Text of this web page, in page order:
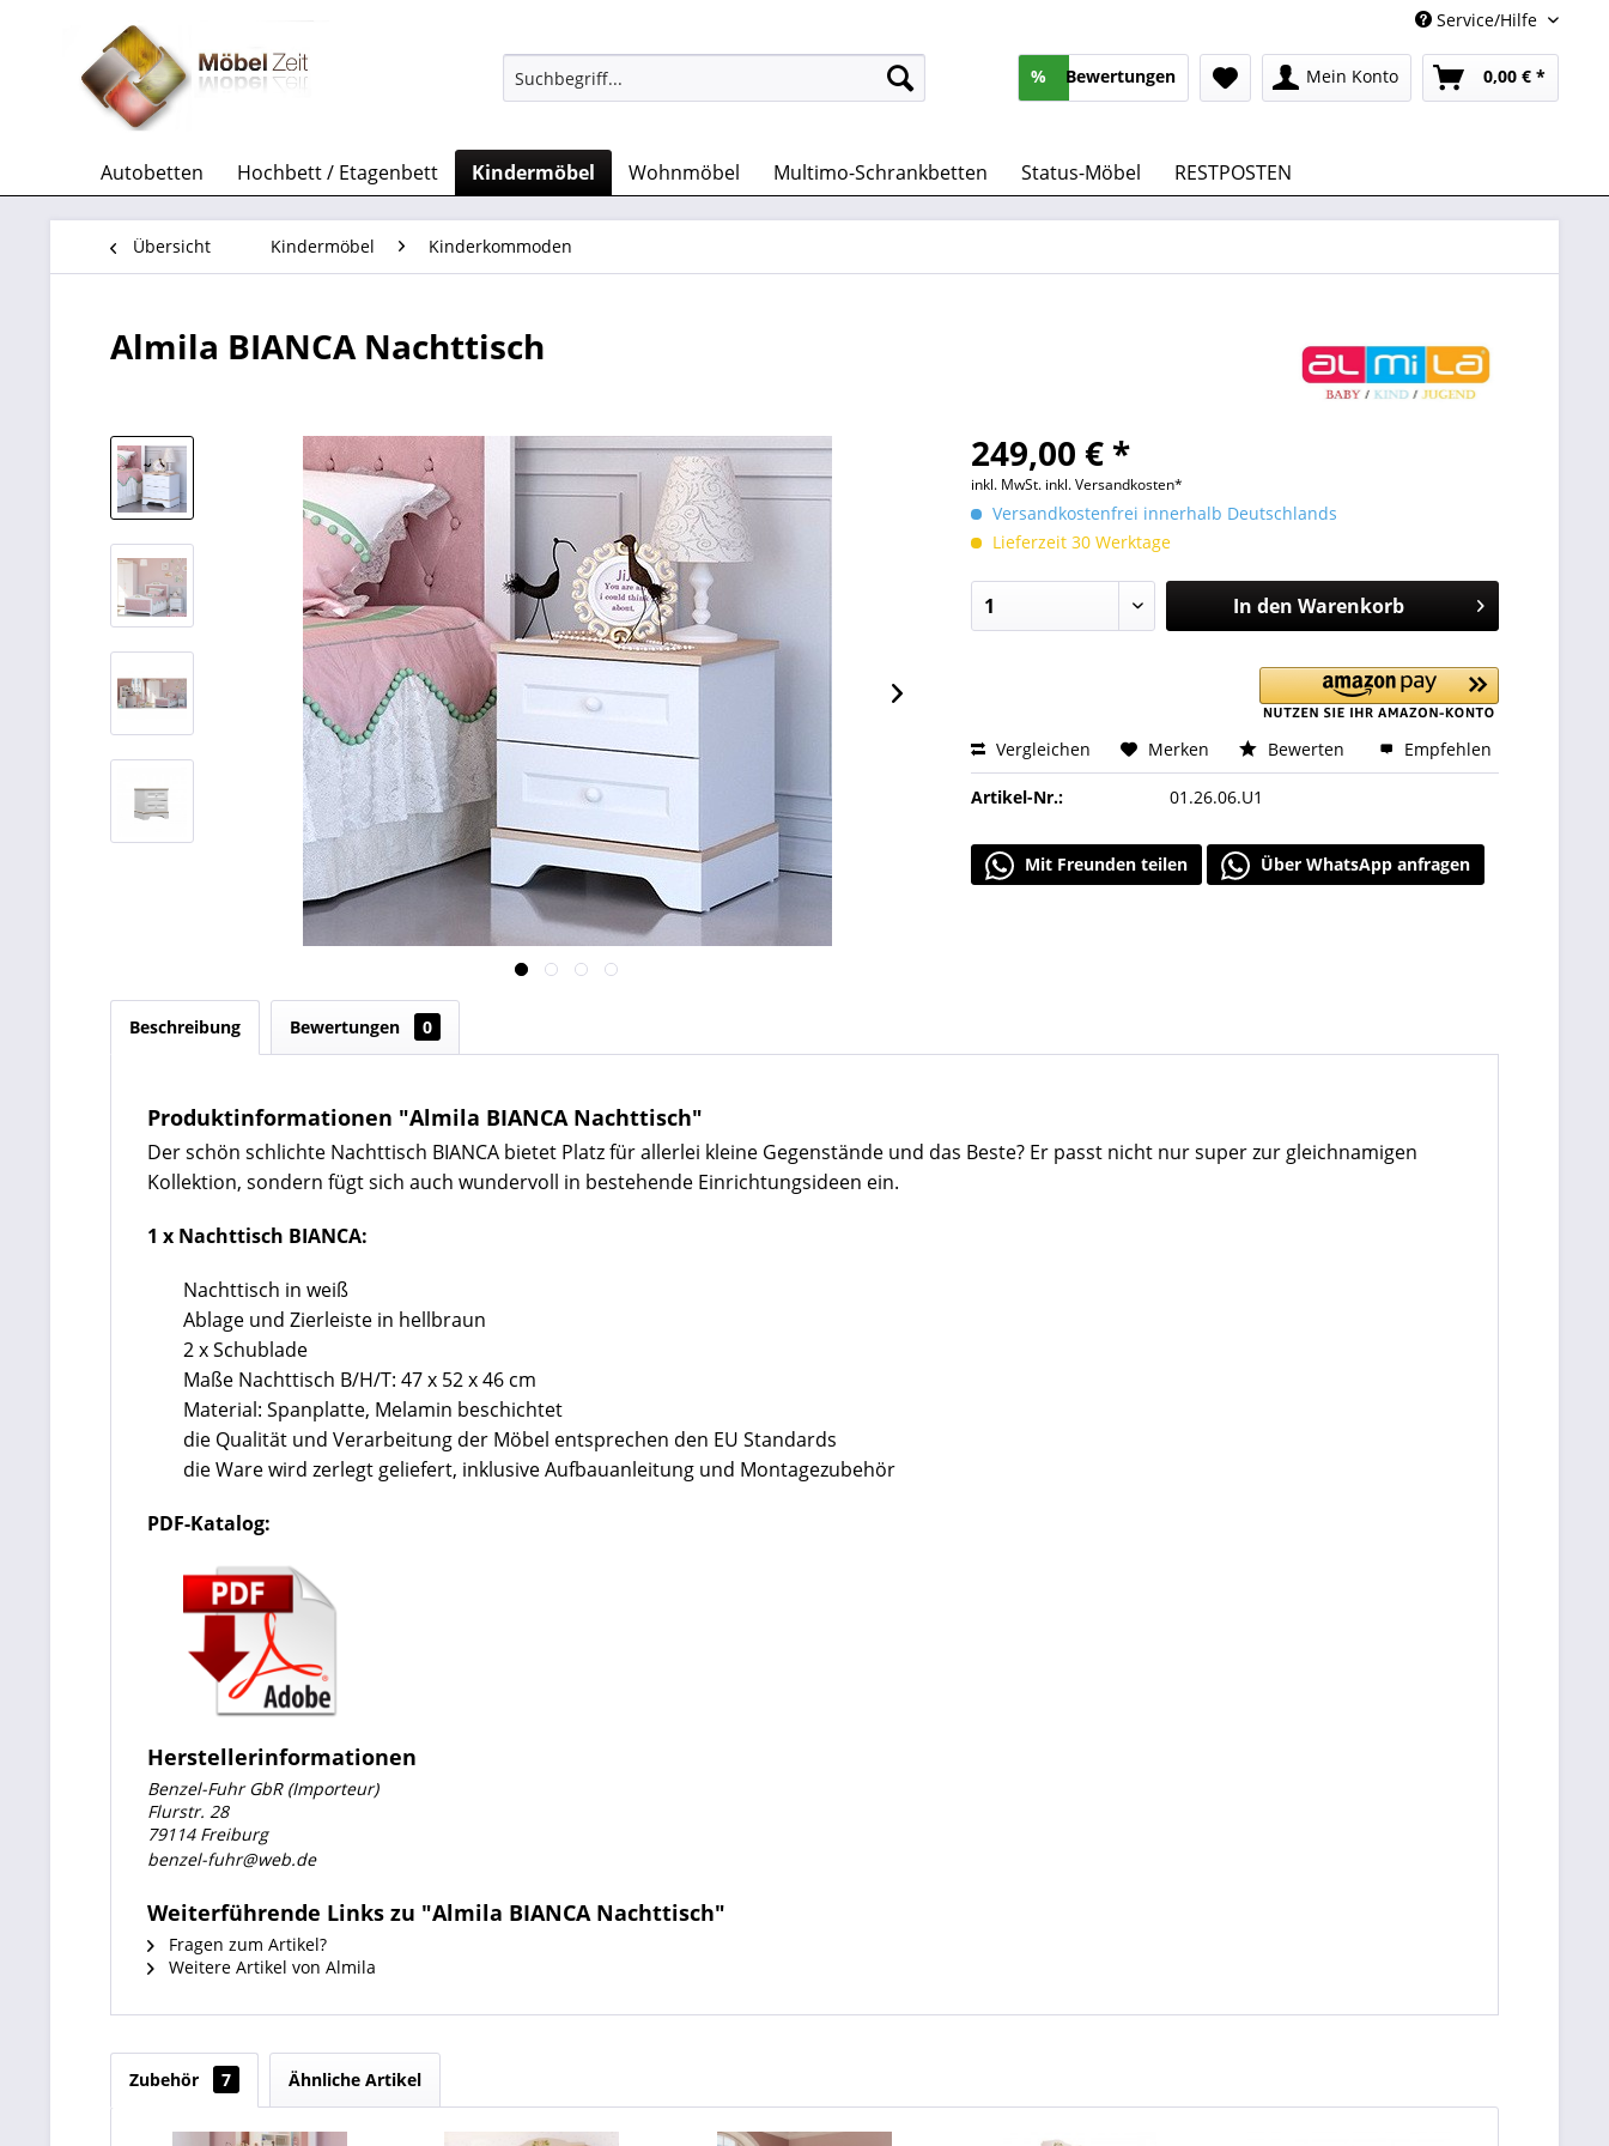
Service/Hilfe
% Bewertungen Mein Konto 0,00 € *
Autobetten Hochbett / Etagenbett Kindermöbel Wohnmöbel Multimo-Schrankbetten Status-Möbel RESTPOSTEN
Übersicht Kindermöbel Kinderkommoden
Almila BIANCA Nachttisch
249,00 € *
inkl. MwSt. inkl. Versandkosten*
Versandkostenfrei innerhalb Deutschlands
Lieferzeit 30 Werktage
In den Warenkorb
Vergleichen Merken Bewerten Empfehlen
Artikel-Nr.: 01.26.06.U1
Mit Freunden teilen Über WhatsApp anfragen
Beschreibung Bewertungen 0
Produktinformationen "Almila BIANCA Nachttisch"
Der schön schlichte Nachttisch BIANCA bietet Platz für allerlei kleine Gegenstände und das Beste? Er passt nicht nur super zur gleichnamigen
Kollektion, sondern fügt sich auch wundervoll in bestehende Einrichtungsideen ein.
1 x Nachttisch BIANCA:
Nachttisch in weiß
Ablage und Zierleiste in hellbraun
2 x Schublade
Maße Nachttisch B/H/T: 47 x 52 x 46 cm
Material: Spanplatte, Melamin beschichtet
die Qualität und Verarbeitung der Möbel entsprechen den EU Standards
die Ware wird zerlegt geliefert, inklusive Aufbauanleitung und Montagezubehör
PDF-Katalog:
Herstellerinformationen
Benzel-Fuhr GbR (Importeur)
Flurstr. 28
79114 Freiburg
benzel-fuhr@web.de
Weiterführende Links zu "Almila BIANCA Nachttisch"
Fragen zum Artikel?
Weitere Artikel von Almila
Zubehör 7 Ähnliche Artikel